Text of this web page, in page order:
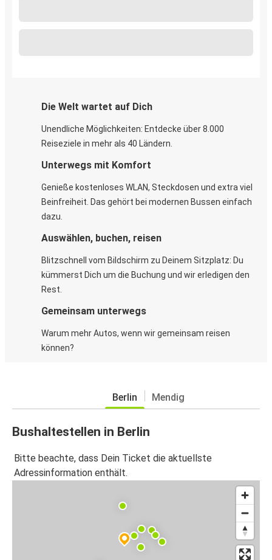
Die Welt wartet auf Dich
Unendliche Möglichkeiten: Entdecke über 8.000
Reiseziele in mehr als 40 Ländern.
Unterwegs mit Komfort
Genieße kostenloses WLAN, Steckdosen und extra viel
Beinfreiheit. Das gehört bei modernen Bussen einfach
dazu.
Auswählen, buchen, reisen
Blitzschnell vom Bildschirm zu Deinem Sitzplatz: Du
kümmerst Dich um die Buchung und wir erledigen den
Rest.
Gemeinsam unterwegs
Warum mehr Autos, wenn wir gemeinsam reisen
können?
Berlin Mendig
Bushaltestellen in Berlin
Bitte beachte, dass Dein Ticket die aktuellste
Adressinformation enthält.